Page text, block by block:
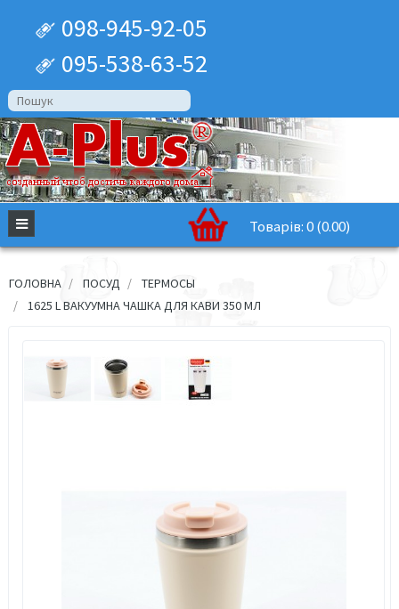
098-945-92-05
095-538-63-52
Товарів: 0 (0.00)
ГОЛОВНА ПОСУД
ТЕРМОСЫ
1625 L ВАКУУМНА ЧАШКА ДЛЯ КАВИ 350 МЛ